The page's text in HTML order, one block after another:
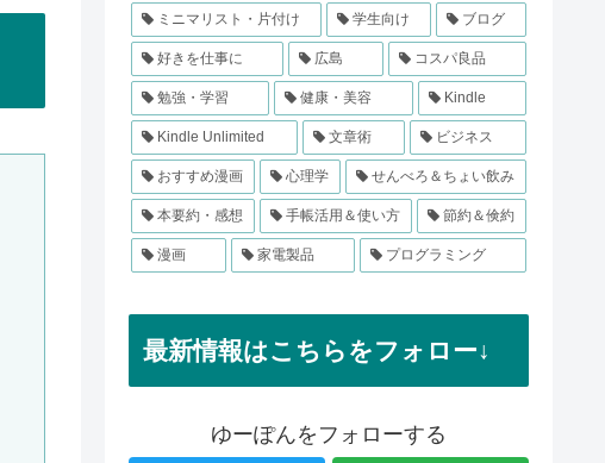
ミニマリスト・片付け 学生向け ブログ
好きを仕事に 広島 コスパ良品
勉強・学習 健康・美容 Kindle
Kindle Unlimited 文章術 ビジネス
おすすめ漫画 心理学 せんべろ＆ちょい飲み
本要約・感想 手帳活用＆使い方 節約＆倹約
漫画 家電製品 プログラミング
最新情報はこちらをフォロー↓
ゆーぽんをフォローする